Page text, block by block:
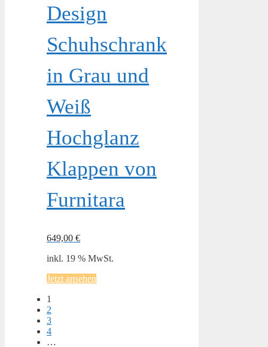
Design
Schuhschrank
in Grau und
Weiß
Hochglanz
Klappen von
Furnitara
649,00 €
inkl. 19 % MwSt.
Jetzt ansehen
1
2
3
4
…